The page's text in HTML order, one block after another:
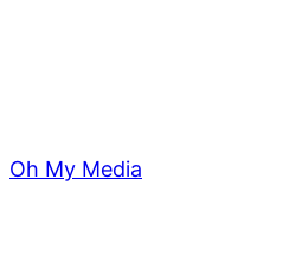
Oh My Media